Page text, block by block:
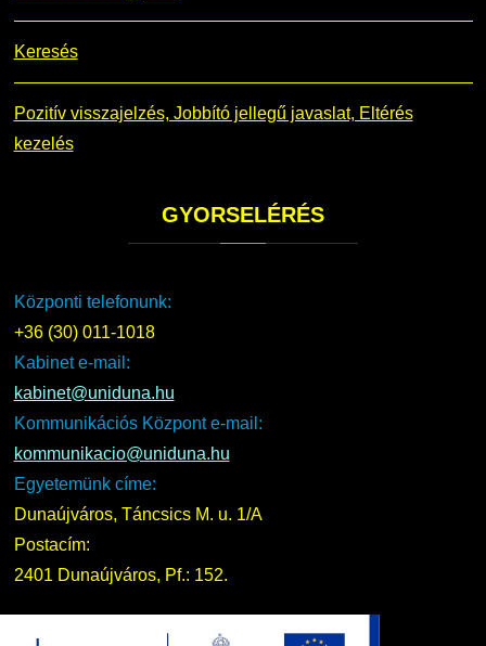
Keresés
Pozitív visszajelzés, Jobbító jellegű javaslat, Eltérés
kezelés
GYORSELÉRÉS
Központi telefonunk:
+36 (30) 011-1018
Kabinet e-mail:
kabinet@uniduna.hu
Kommunikációs Központ e-mail:
kommunikacio@uniduna.hu
Egyetemünk címe:
Dunaújváros, Táncsics M. u. 1/A
Postacím:
2401 Dunaújváros, Pf.: 152.